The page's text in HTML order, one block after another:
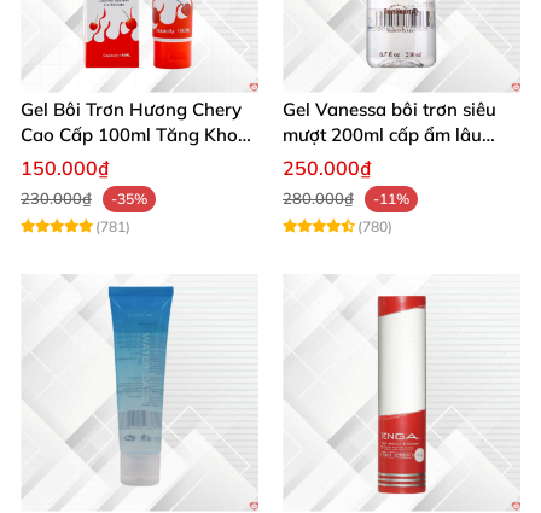
Gel Bôi Trơn Hương Chery
Cao Cấp 100ml Tăng Khoái
Cảm
150.000₫
230.000₫
-35%
(781)
Gel Vanessa bôi trơn siêu
mượt 200ml cấp ẩm lâu
trơn mượt
250.000₫
280.000₫
-11%
(780)